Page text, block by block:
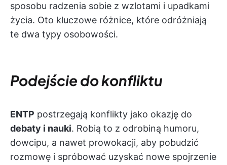
sposobu radzenia sobie z wzlotami i upadkami
życia. Oto kluczowe różnice, które odróżniają
te dwa typy osobowości.
Podejście do konfliktu
ENTP postrzegają konflikty jako okazję do
debaty i nauki. Robią to z odrobiną humoru,
dowcipu, a nawet prowokacji, aby pobudzić
rozmowę i spróbować uzyskać nowe spojrzenie